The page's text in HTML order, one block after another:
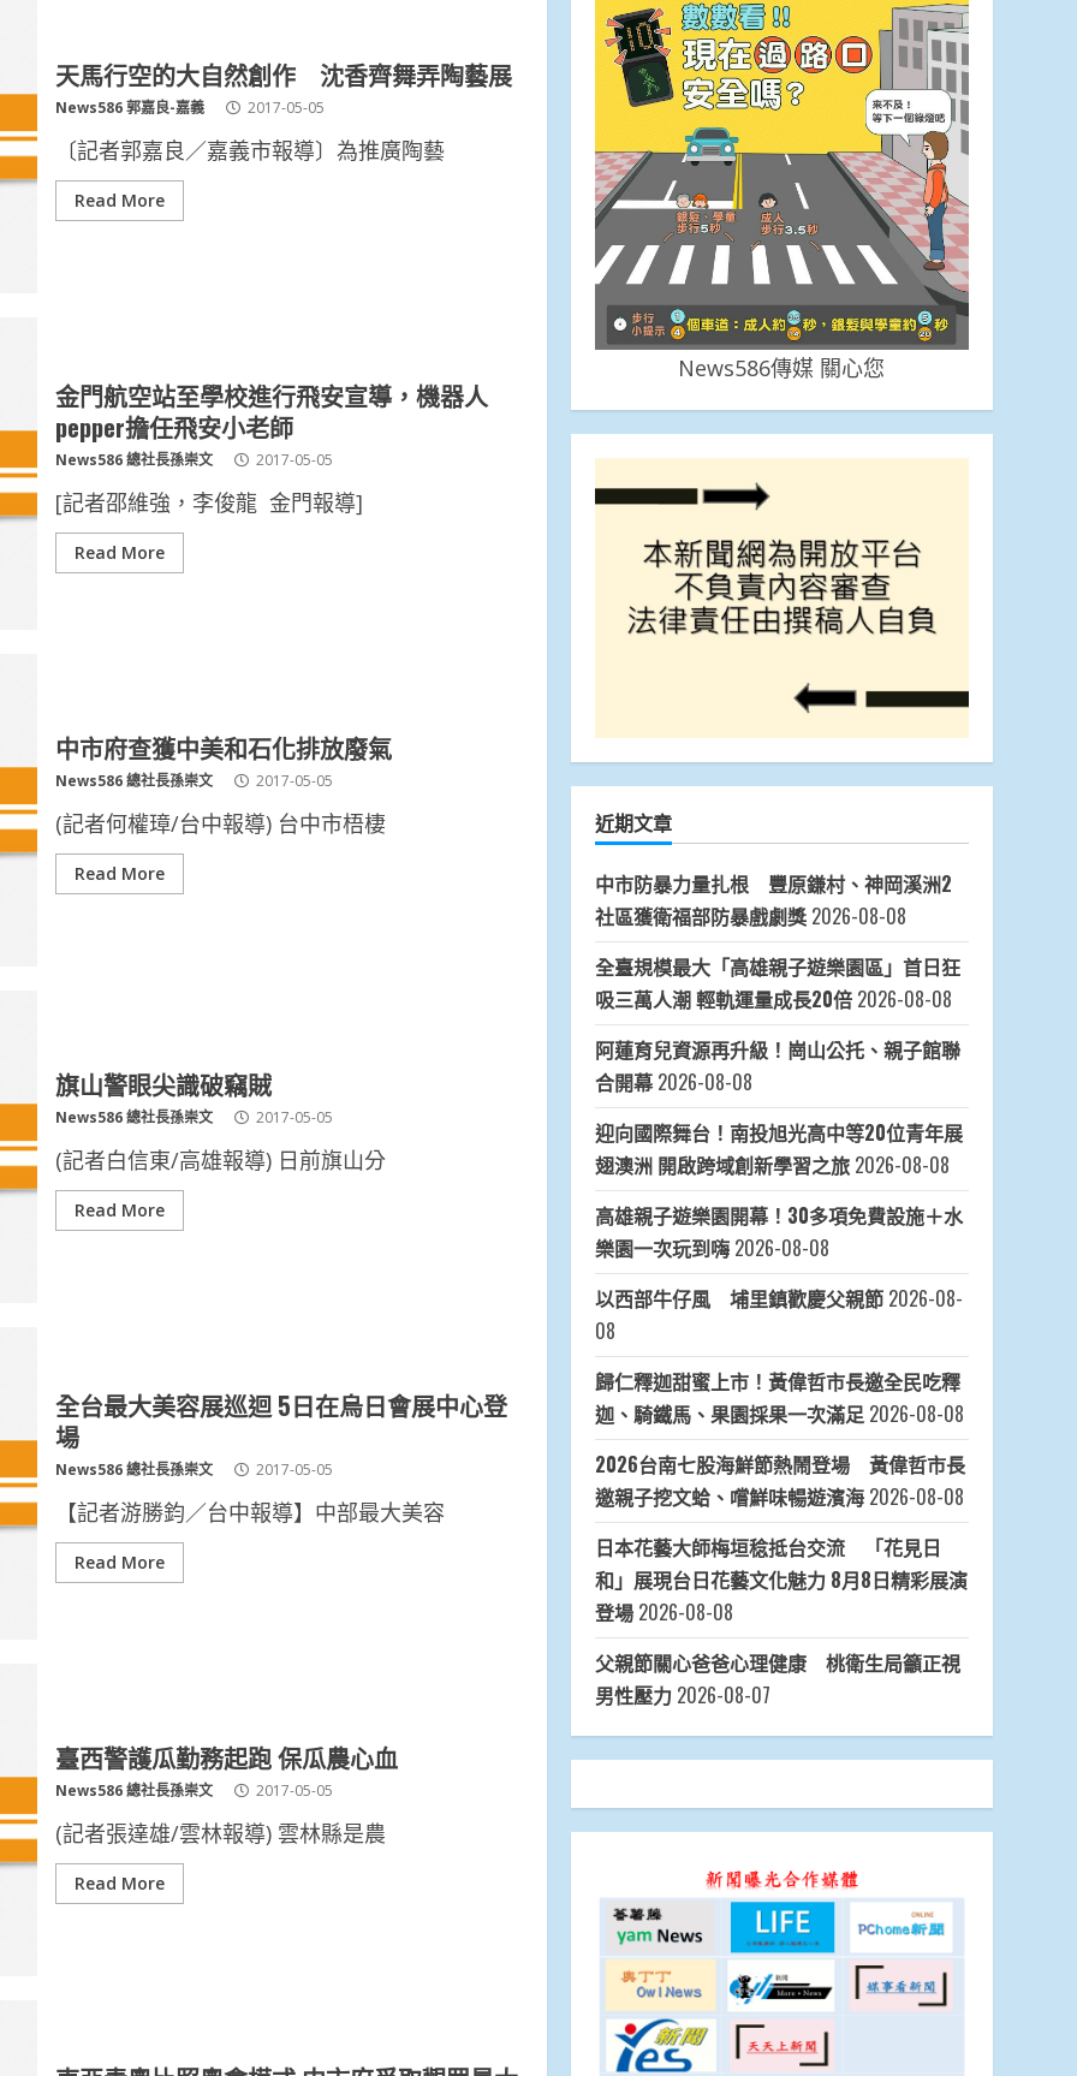
天馬行空的大自然創作 沈香齊舞弄陶藝展
News586 郭嘉良-嘉義 2017-05-05
〔記者郭嘉良／嘉義市報導〕為推廣陶藝
Read More
金門航空站至學校進行飛安宣導，機器人
pepper擔任飛安小老師
News586 總社長孫崇文 2017-05-05
[記者邵維強，李俊龍 金門報導]
Read More
中市府查獲中美和石化排放廢氣
News586 總社長孫崇文 2017-05-05
(記者何權璋/台中報導) 台中市梧棲
Read More
旗山警眼尖識破竊賊
News586 總社長孫崇文 2017-05-05
(記者白信東/高雄報導) 日前旗山分
Read More
全台最大美容展巡迴 5日在烏日會展中心登
場
News586 總社長孫崇文 2017-05-05
【記者游勝鈞／台中報導】中部最大美容
Read More
臺西警護瓜勤務起跑 保瓜農心血
News586 總社長孫崇文 2017-05-05
(記者張達雄/雲林報導) 雲林縣是農
Read More
News586傳媒 關心您
近期文章
中市防暴力量扎根 豐原鎌村、神岡溪洲2
社區獲衛福部防暴戲劇獎 2026-08-08
全臺規模最大「高雄親子遊樂園區」首日狂
吸三萬人潮 輕軌運量成長20倍 2026-08-08
阿蓮育兒資源再升級！崗山公托、親子館聯
合開幕 2026-08-08
迎向國際舞台！南投旭光高中等20位青年展
翅澳洲 開啟跨域創新學習之旅 2026-08-08
高雄親子遊樂園開幕！30多項免費設施＋水
樂園一次玩到嗨 2026-08-08
以西部牛仔風 埔里鎮歡慶父親節 2026-08-
08
歸仁釋迦甜蜜上市！黃偉哲市長邀全民吃釋
迦、騎鐵馬、果園採果一次滿足 2026-08-08
2026台南七股海鮮節熱鬧登場 黃偉哲市長
邀親子挖文蛤、嚐鮮味暢遊濱海 2026-08-08
日本花藝大師梅垣稔抵台交流 「花見日
和」展現台日花藝文化魅力 8月8日精彩展演
登場 2026-08-08
父親節關心爸爸心理健康 桃衛生局籲正視
男性壓力 2026-08-07